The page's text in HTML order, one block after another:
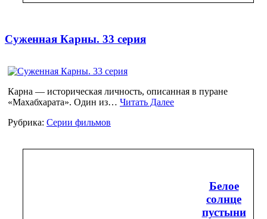
Суженная Карны. 33 серия
Карна — историческая личность, описанная в пуране
«Махабхарата». Один из… Читать Далее
Рубрика: Серии фильмов
Белое
солнце
пустыни